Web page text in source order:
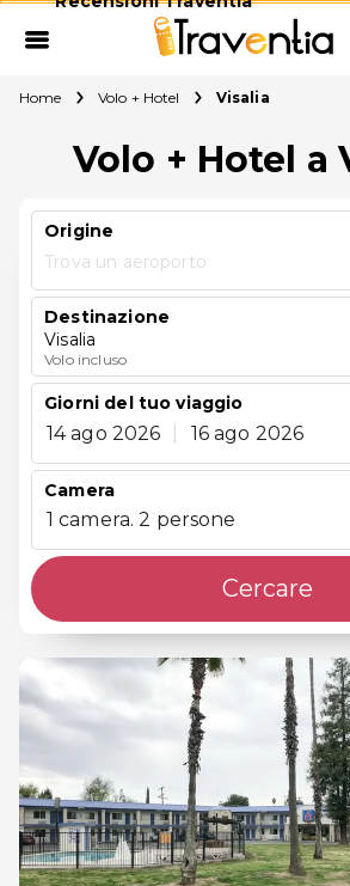
Home Volo + Hotel Visalia
Volo + Hotel a
Origine
Trova un aeroporto
Destinazione
Visalia
Volo incluso
Giorni del tuo viaggio
14 ago 2026 16 ago 2026
Camera
1 camera. 2 persone
Cercare